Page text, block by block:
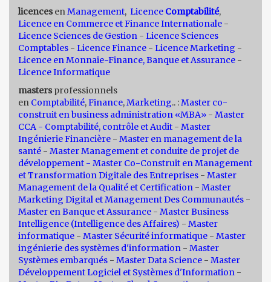
licences enManagement, Licence Comptabilité,
Licence en Commerce et Finance Internationale -
Licence Sciences de Gestion - Licence Sciences
Comptables - Licence Finance - Licence Marketing -
Licence en Monnaie-Finance, Banque et Assurance -
Licence Informatique
masters professionnels
en Comptabilité,Finance,Marketing.. :Master co-
construit en business administration «MBA» - Master
CCA - Comptabilité, contrôle et Audit - Master
Ingénierie Financière - Master en management de la
santé - Master Management et conduite de projet de
développement - Master Co-Construit en Management
et Transformation Digitale des Entreprises - Master
Management de la Qualité et Certification - Master
Marketing Digital et Management Des Communautés -
Master en Banque et Assurance - Master Business
Intelligence (Intelligence des Affaires) - Master
informatique - Master Sécurité informatique - Master
ingénierie des systèmes d'information - Master
Systèmes embarqués - Master Data Science - Master
Développement Logiciel et Systèmes d'Information -